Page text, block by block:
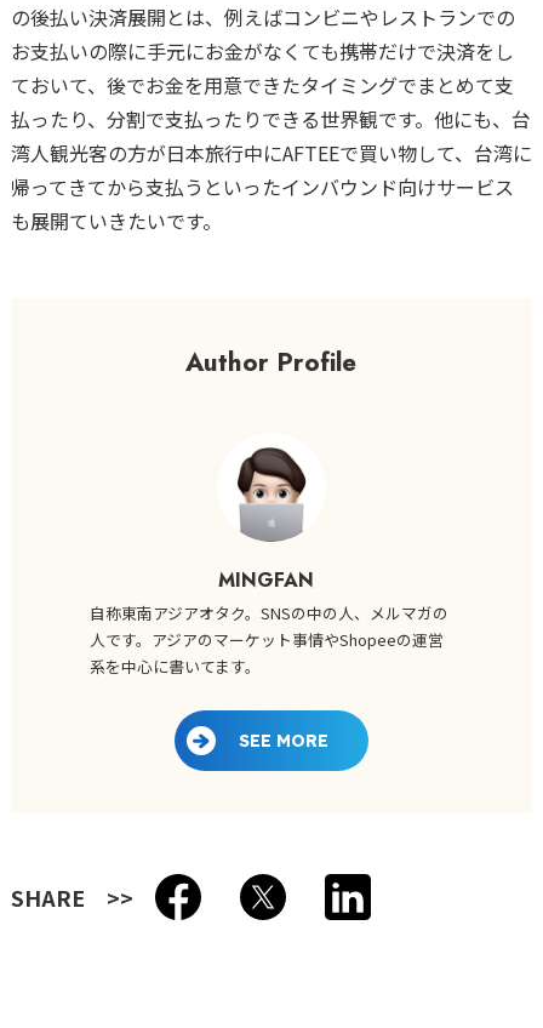
の後払い決済展開とは、例えばコンビニやレストランでの
お支払いの際に手元にお金がなくても携帯だけで決済をし
ておいて、後でお金を用意できたタイミングでまとめて支
払ったり、分割で支払ったりできる世界観です。他にも、台
湾人観光客の方が日本旅行中にAFTEEで買い物して、台湾に
帰ってきてから支払うといったインバウンド向けサービス
も展開ていきたいです。
Author Profile
MINGFAN
自称東南アジアオタク。SNSの中の人、メルマガの
人です。アジアのマーケット事情やShopeeの運営
系を中心に書いてます。
SEE MORE
SHARE